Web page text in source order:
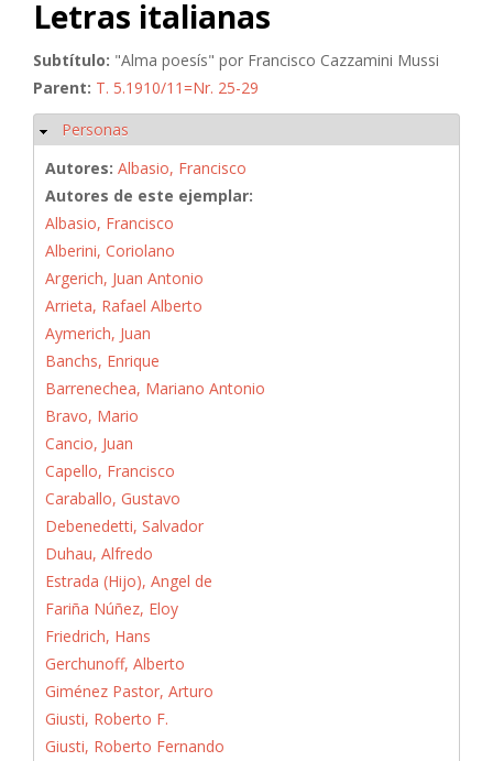
Letras italianas
Subtítulo: "Alma poesís" por Francisco Cazzamini Mussi
Parent: T. 5.1910/11=Nr. 25-29
Ocultar
Personas
Autores: Albasio, Francisco
Autores de este ejemplar:
Albasio, Francisco
Alberini, Coriolano
Argerich, Juan Antonio
Arrieta, Rafael Alberto
Aymerich, Juan
Banchs, Enrique
Barrenechea, Mariano Antonio
Bravo, Mario
Cancio, Juan
Capello, Francisco
Caraballo, Gustavo
Debenedetti, Salvador
Duhau, Alfredo
Estrada (Hijo), Angel de
Fariña Núñez, Eloy
Friedrich, Hans
Gerchunoff, Alberto
Giménez Pastor, Arturo
Giusti, Roberto F.
Giusti, Roberto Fernando